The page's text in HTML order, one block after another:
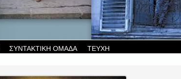
ΣΥΝΤΑΚΤΙΚΗ ΟΜΑΔΑ ΤΕΥΧΗ